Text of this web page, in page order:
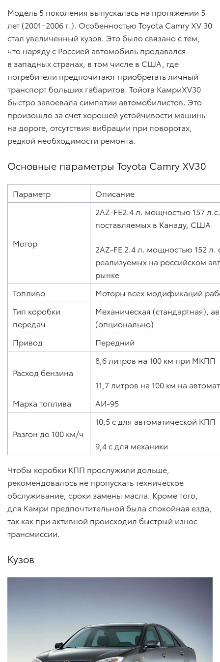
Модель 5 поколения выпускалась на протяжении 5
лет (2001−2006 г.). Особенностью Toyota Camry XV 30
стал увеличенный кузов. Это было связано с тем,
что наряду с Россией автомобиль продавался
в западных странах, в том числе в США, где
потребители предпочитают приобретать личный
транспорт больших габаритов. Тойота КамриXV30
быстро завоевала симпатии автомобилистов. Это
произошло за счет хорошей устойчивости машины
на дороге, отсутствия вибрации при поворотах,
редкой необходимости ремонта.
Основные параметры Toyota Camry XV30
Параметр Описание
Мотор
2AZ-FE2.4 л. мощностью 157
поставляемых в Канаду, США
2AZ-FE 2.4 л. мощностью 152
реализуемых на российском
рынке
Топливо
Моторы всех модификаций
Тип коробки
передач
Механическая (стандартная),
(опционально)
Привод
Передний
Расход бензина
8,6 литров на 100 км при МКПП
11,7 литров на 100 км на
Марка топлива
АИ-95
Разгон до 100 км/ч
10,5 с для автоматической КПП
9,4 с для механики
Чтобы коробки КПП прослужили дольше,
рекомендовалось не пропускать техническое
обслуживание, сроки замены масла. Кроме того,
для Камри предпочтительной была спокойная езда,
так как при активной происходил быстрый износ
трансмиссии.
Кузов